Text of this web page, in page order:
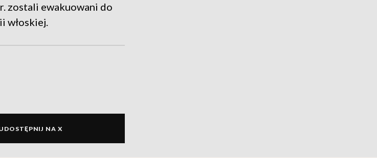
zostali ewakuowani do
włoskiej.
NA X